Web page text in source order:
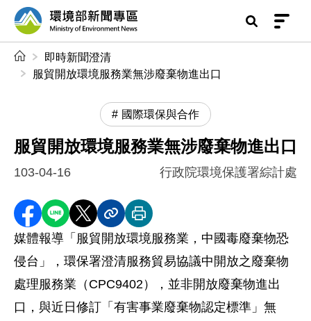
前往中央內容區塊
環境部新聞專區
即時新聞澄清
服貿開放環境服務業無涉廢棄物進出口
國際環保與合作
服貿開放環境服務業無涉廢棄物進出口
103-04-16 行政院環境保護署綜計處
分享至 Facebook
分享到 LINE
分享到 X分享內容連結
列印本頁
媒體報導「服貿開放環境服務業，中國毒廢棄物恐
侵台」，環保署澄清服務貿易協議中開放之廢棄物
處理服務業（CPC9402），並非開放廢棄物進出
口，與近日修訂「有害事業廢棄物認定標準」無